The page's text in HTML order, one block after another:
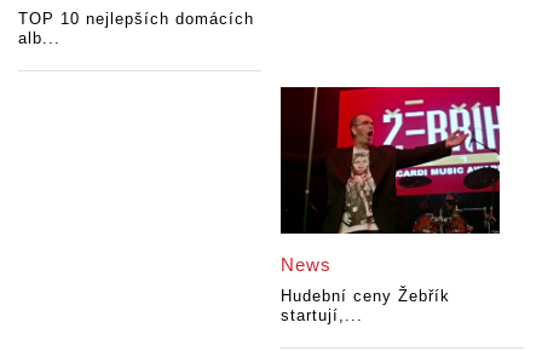
TOP 10 nejlepších domácích
alb...
News
Hudební ceny Žebřík
startují,...